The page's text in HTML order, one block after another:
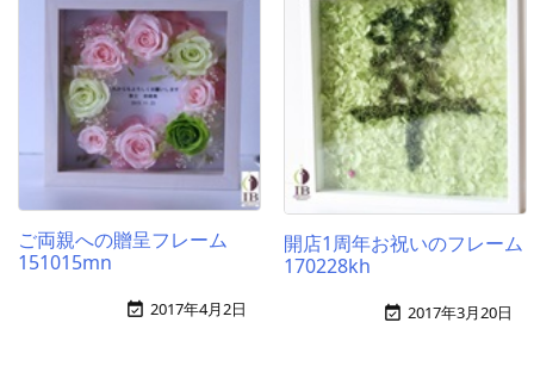
ご両親への贈呈フレーム
151015mn
 2017年4月2日
開店1周年お祝いのフレーム
170228kh
 2017年3月20日